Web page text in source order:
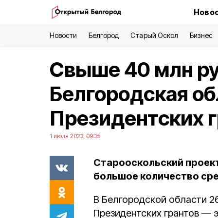
Новости Белгород Старый Оскол Бизнес
Свыше 40 млн
Белгородская
Президентских
1 июля 2023, 09:35
Старооскольский
большое количество
В Белгородской области
Президентских грантов —